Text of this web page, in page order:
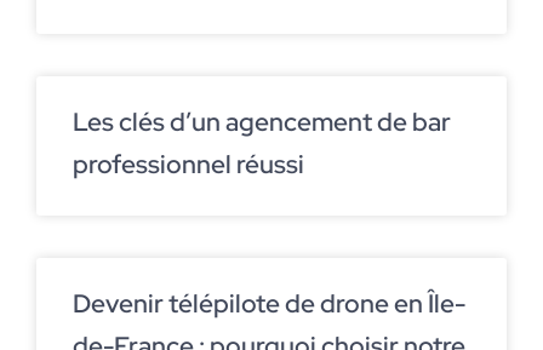
Les clés d’un agencement de bar
professionnel réussi
Devenir télépilote de drone en Île-